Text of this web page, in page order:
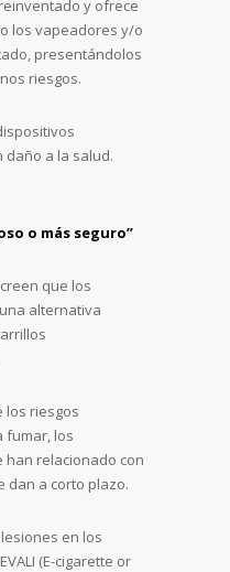
y ofrece
los vapeadores y/o
presentándolos
riesgos.
daño a la salud.
o más seguro”
que los
alternativa
los riesgos
fumar, los
han relacionado con
dan a corto plazo.
en los
(E-cigarette or